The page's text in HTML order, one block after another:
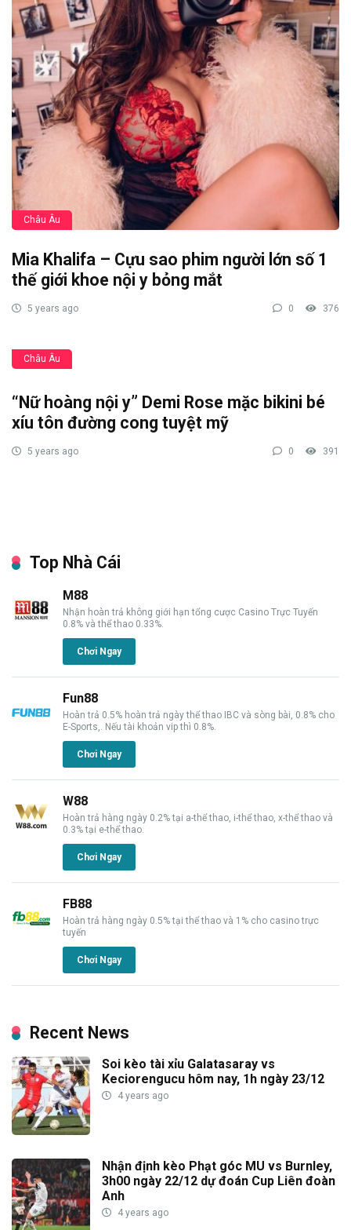
Châu Âu
Mia Khalifa – Cựu sao phim người lớn số 1
thế giới khoe nội y bỏng mắt
5 years ago 0 376
Châu Âu
“Nữ hoàng nội y” Demi Rose mặc bikini bé
xíu tôn đường cong tuyệt mỹ
5 years ago 0 391
Top Nhà Cái
M88
Nhận hoàn trả không giới hạn tổng cược Casino Trực Tuyến
0.8% và thể thao 0.33%.
Chơi Ngay
Fun88
Hoàn trả 0.5% hoàn trả ngày thể thao IBC và sòng bài, 0.8% cho
E-Sports,. Nếu tài khoản vip thì 0.8%.
Chơi Ngay
W88
Hoàn trả hàng ngày 0.2% tại a-thể thao, i-thể thao, x-thể thao và
0.3% tại e-thể thao.
Chơi Ngay
FB88
Hoàn trả hàng ngày 0.5% tại thể thao và 1% cho casino trực
tuyến
Chơi Ngay
Recent News
Soi kèo tài xỉu Galatasaray vs
Keciorengucu hôm nay, 1h ngày 23/12
4 years ago
Nhận định kèo Phạt góc MU vs Burnley,
3h00 ngày 22/12 dự đoán Cup Liên đoàn
Anh
4 years ago